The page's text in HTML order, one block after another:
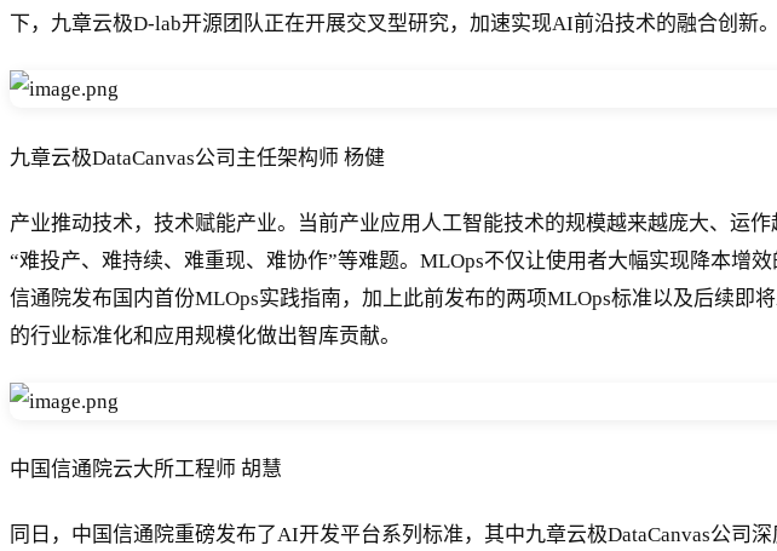
下，九章云极D-lab开源团队正在开展交叉型研究，加速实现AI前沿技术的融合创新。
九章云极DataCanvas公司主任架构师 杨健
产业推动技术，技术赋能产业。当前产业应用人工智能技术的规模越来越庞大、运
“难投产、难持续、难重现、难协作”等难题。MLOps不仅让使用者大幅实现降本增
信通院发布国内首份MLOps实践指南，加上此前发布的两项MLOps标准以及后续
的行业标准化和应用规模化做出智库贡献。
中国信通院云大所工程师 胡慧
同日，中国信通院重磅发布了AI开发平台系列标准，其中九章云极DataCanvas公